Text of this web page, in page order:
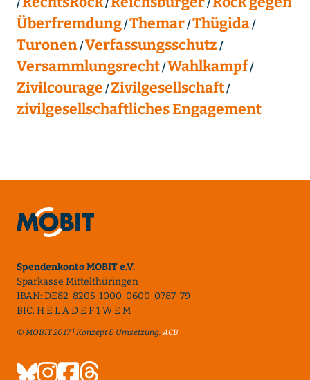
Überfremdung Themar Thügida
Turonen Verfassungsschutz
Versammlungsrecht Wahlkampf
Zivilcourage Zivilgesellschaft
zivilgesellschaftliches Engagement
Spendenkonto MOBIT e.V.
Sparkasse Mittelthüringen
IBAN: DE82 8205 1000 0600 0787 79
BIC: H E L A D E F 1 W E M
© MOBIT 2017 | Konzept & Umsetzung:ACB